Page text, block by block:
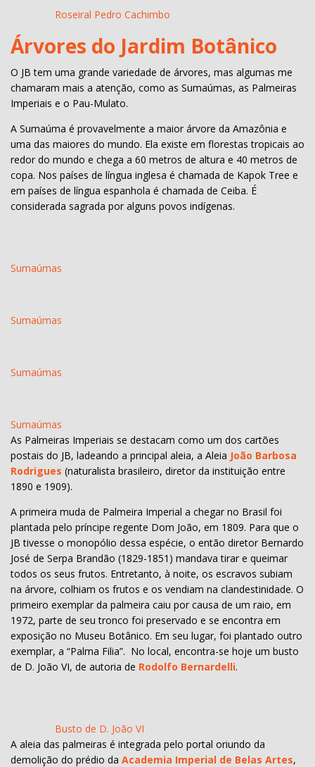
Roseiral Pedro Cachimbo
Árvores do Jardim Botânico
O JB tem uma grande variedade de árvores, mas algumas me
chamaram mais a atenção, como as Sumaúmas, as Palmeiras
Imperiais e o Pau-Mulato.
A Sumaúma é provavelmente a maior árvore da Amazônia e
uma das maiores do mundo. Ela existe em florestas tropicais ao
redor do mundo e chega a 60 metros de altura e 40 metros de
copa. Nos países de língua inglesa é chamada de Kapok Tree e
em países de língua espanhola é chamada de Ceiba. É
considerada sagrada por alguns povos indígenas.
Sumaúmas
Sumaúmas
Sumaúmas
Sumaúmas
As Palmeiras Imperiais se destacam como um dos cartões
postais do JB, ladeando a principal aleia, a Aleia João Barbosa
Rodrigues (naturalista brasileiro, diretor da instituição entre
1890 e 1909).
A primeira muda de Palmeira Imperial a chegar no Brasil foi
plantada pelo príncipe regente Dom João, em 1809. Para que o
JB tivesse o monopólio dessa espécie, o então diretor Bernardo
José de Serpa Brandão (1829-1851) mandava tirar e queimar
todos os seus frutos. Entretanto, à noite, os escravos subiam
na árvore, colhiam os frutos e os vendiam na clandestinidade. O
primeiro exemplar da palmeira caiu por causa de um raio, em
1972, parte de seu tronco foi preservado e se encontra em
exposição no Museu Botânico. Em seu lugar, foi plantado outro
exemplar, a “Palma Filia”. No local, encontra-se hoje um busto
de D. João VI, de autoria de Rodolfo Bernardelli.
Busto de D. João VI
A aleia das palmeiras é integrada pelo portal oriundo da
demolição do prédio da Academia Imperial de Belas Artes,